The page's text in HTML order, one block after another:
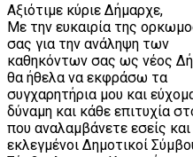
Αξιότιμε κύριε Δήμαρχε,
Με την ευκαιρία της
σας για την ανάληψη των
καθηκόντων σας ως νέος
θα ήθελα να εκφράσω τα
συγχαρητήρια μου και
δύναμη και κάθε επιτυχία
που αναλαμβάνετε εσείς και
εκλεγμένοι Δημοτικοί